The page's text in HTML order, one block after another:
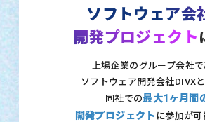
ソフトウェア会
開発プロジェクト
上場企業のグループ会社
ソフトウェア開発会社DIVX
同社での最大1ヶ月間
開発プロジェクト に参加が可